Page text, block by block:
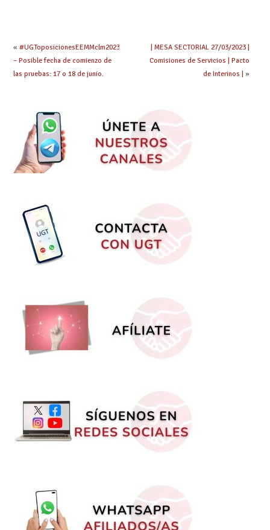
excepcional de
concurso de méritos.
« #UGToposicionesEEMMclm2023
– Posible fecha de comienzo de
las pruebas: 17 o 18 de junio.
| MESA SECTORIAL 27/03/2023 |
Comisiones de Servicios | Pacto
de Interinos |
»